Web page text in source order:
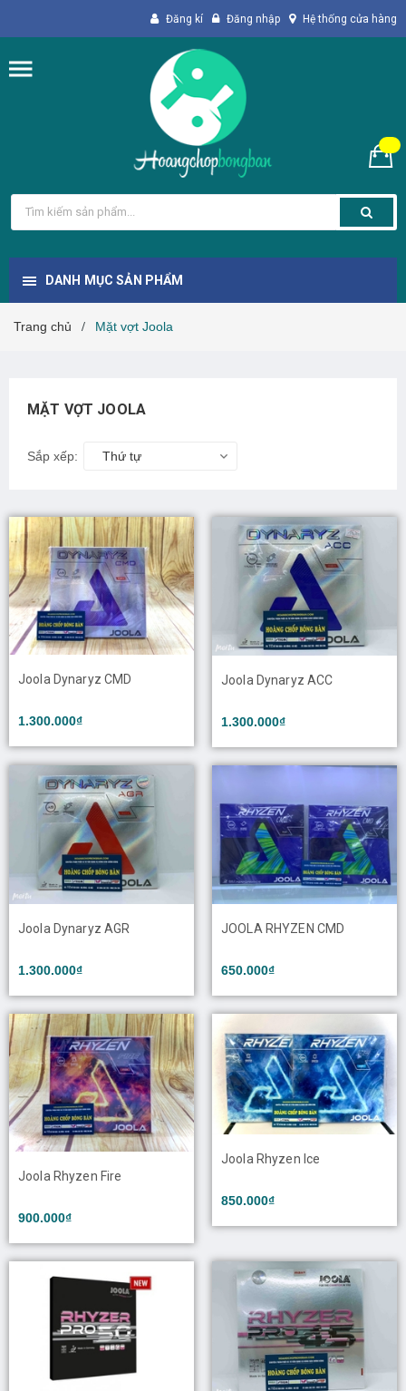
Đăng kí Đăng nhập Hệ thống cửa hàng
DANH MỤC SẢN PHẨM
Trang chủ / Mặt vợt Joola
MẶT VỢT JOOLA
Sắp xếp: Thứ tự
Joola Dynaryz CMD
1.300.000₫
Joola Dynaryz ACC
1.300.000₫
Joola Dynaryz AGR
1.300.000₫
JOOLA RHYZEN CMD
650.000₫
Joola Rhyzen Fire
900.000₫
Joola Rhyzen Ice
850.000₫